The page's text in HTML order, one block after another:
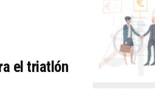
el triatlón